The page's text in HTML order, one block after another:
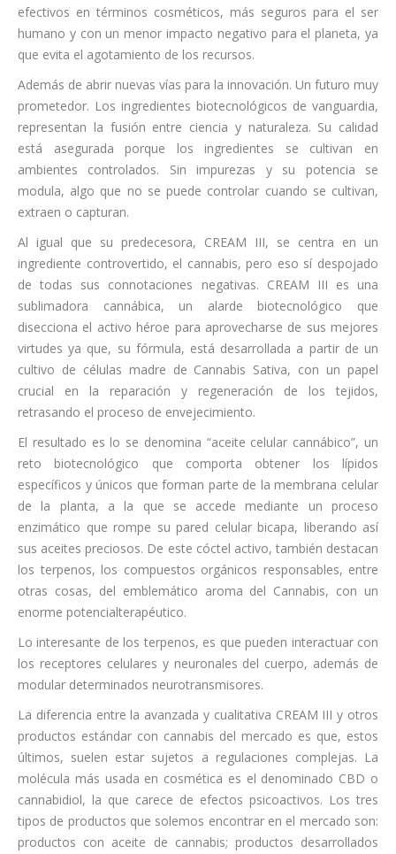
efectivos en términos cosméticos, más seguros para el ser
humano y con un menor impacto negativo para el planeta, ya
que evita el agotamiento de los recursos.
Además de abrir nuevas vías para la innovación. Un futuro muy
prometedor. Los ingredientes biotecnológicos de vanguardia,
representan la fusión entre ciencia y naturaleza. Su calidad
está asegurada porque los ingredientes se cultivan en
ambientes controlados. Sin impurezas y su potencia se
modula, algo que no se puede controlar cuando se cultivan,
extraen o capturan.
Al igual que su predecesora, CREAM III, se centra en un
ingrediente controvertido, el cannabis, pero eso sí despojado
de todas sus connotaciones negativas. CREAM III es una
sublimadora cannábica, un alarde biotecnológico que
disecciona el activo héroe para aprovecharse de sus mejores
virtudes ya que, su fórmula, está desarrollada a partir de un
cultivo de células madre de Cannabis Sativa, con un papel
crucial en la reparación y regeneración de los tejidos,
retrasando el proceso de envejecimiento.
El resultado es lo se denomina “aceite celular cannábico”, un
reto biotecnológico que comporta obtener los lípidos
específicos y únicos que forman parte de la membrana celular
de la planta, a la que se accede mediante un proceso
enzimático que rompe su pared celular bicapa, liberando así
sus aceites preciosos. De este cóctel activo, también destacan
los terpenos, los compuestos orgánicos responsables, entre
otras cosas, del emblemático aroma del Cannabis, con un
enorme potencialterapéutico.
Lo interesante de los terpenos, es que pueden interactuar con
los receptores celulares y neuronales del cuerpo, además de
modular determinados neurotransmisores.
La diferencia entre la avanzada y cualitativa CREAM III y otros
productos estándar con cannabis del mercado es que, estos
últimos, suelen estar sujetos a regulaciones complejas. La
molécula más usada en cosmética es el denominado CBD o
cannabidiol, la que carece de efectos psicoactivos. Los tres
tipos de productos que solemos encontrar en el mercado son:
productos con aceite de cannabis; productos desarrollados